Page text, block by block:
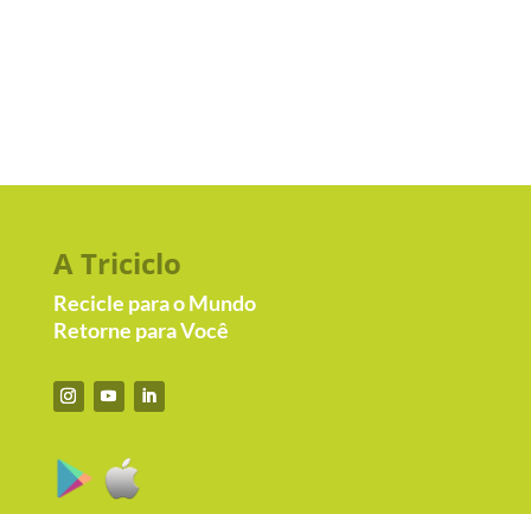
A Triciclo
Recicle para o Mundo
Retorne para Você